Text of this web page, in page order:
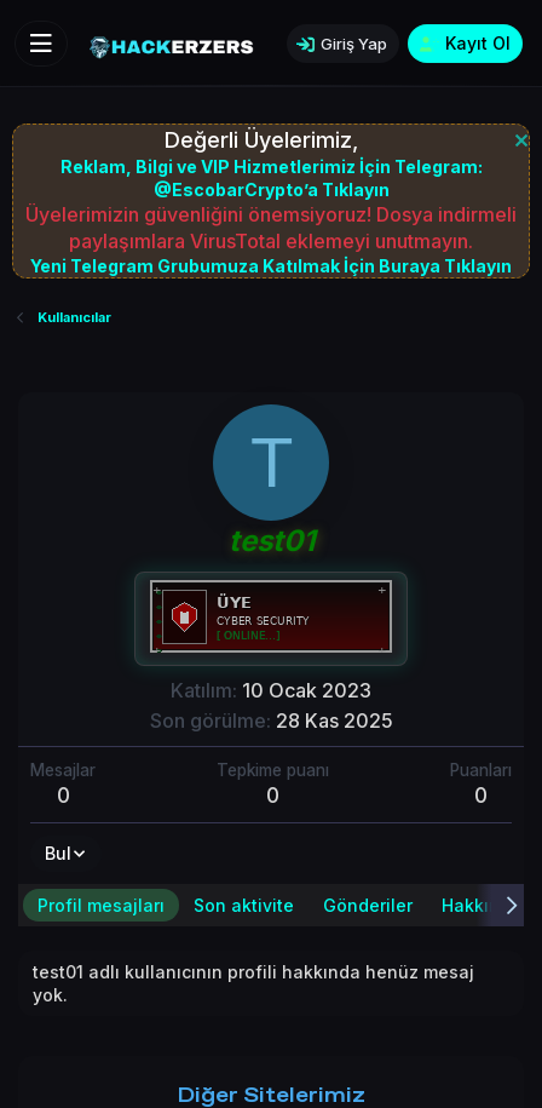
Giriş Yap Kayıt Ol
Değerli Üyelerimiz,
Reklam, Bilgi ve VIP Hizmetlerimiz İçin Telegram:
@EscobarCrypto’a Tıklayın
Üyelerimizin güvenliğini önemsiyoruz! Dosya indirmeli
paylaşımlara VirusTotal eklemeyi unutmayın.
Yeni Telegram Grubumuza Katılmak İçin Buraya Tıklayın
Kullanıcılar
T
test01
Katılım 10 Ocak 2023
Son görülme 28 Kas 2025
Mesajlar
0
Tepkime puanı
0
Puanları
0
Bul
Profil mesajları Son aktivite Gönderiler Hakkında
test01 adlı kullanıcının profili hakkında henüz mesaj
yok.
Diğer Sitelerimiz